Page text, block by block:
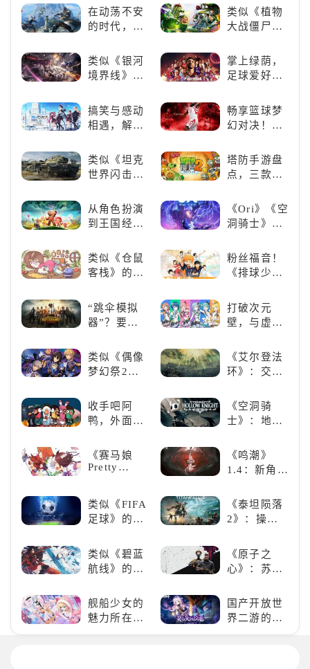
荐：体验沉
浸式解谜，
好看的ACG
看板娘们等
在动荡不安
的时代，踏
类似《植物
大战僵尸》
游戏，休闲
娱乐尽在手
类似《银河
境界线》的
类手游推
荐：极致策
略，无限可
掌上绿荫，
足球爱好者
况足球》
搞笑与感动
相遇，解锁
的魅力
畅享篮球梦
幻对决！
2K24梦幻球
队》类似游
类似《坦克
世界闪击
（WOTB）
的军事类游
爱的装备出
发吧！
塔防手游盘
点，三款不
防佳作
从角色扮演
到王国经
游为何能俘
获玩家心？
《Ori》《空
洞骑士》
胞》横向对
比，不知道
类似《仓鼠
客栈》的萌
荐！快来养
赛博宠物
吧！
粉丝福音！
《排球少
HIGH!!》手
游还原经典
名场面
“跳伞模拟
器”？要
“刚”？
打破次元
壁，与虚拟
写音符物语
类似《偶像
梦幻祭2》
游推荐：完
美还原偶像
像团
《艾尔登法
环》：交界
奇与魂系新
巅峰
收手吧阿
鸭，外面全
《空洞骑
士》：地下
探索与极致
冒险
《赛马娘
Pretty
一场跨次元
的竞速之旅
《鸣潮》
1.4：新角
情，全新冒
险体验！
类似《FIFA
足球》的足
荐！快来赢
得世界冠军
吧！
《泰坦陨落
2》：操控
未来战场；
跑酷突袭，
改写战斗格
类似《碧蓝
航线》的养
养成你的梦
想！
《原子之
心》：苏联
游戏盛宴与
瑕疵
舰船少女的
魅力所在：
《碧蓝航
国产开放世
界二游的里
程碑：《原